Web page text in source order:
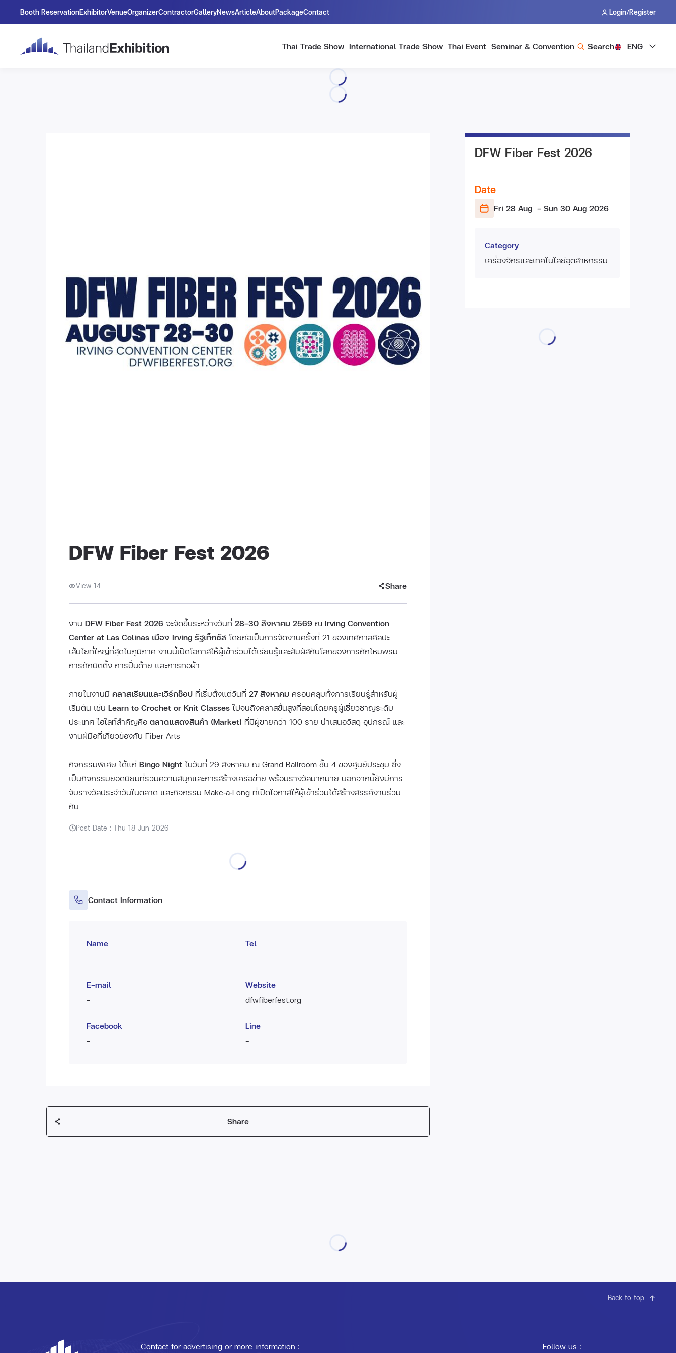
Booth ReservationExhibitorVenueOrganizerContractorGalleryNewsArticleAboutPackageContact Login/Register
Thai Trade Show International Trade Show Thai Event Seminar & Convention Search ENG
DFW Fiber Fest 2026
Date
Fri 28 Aug - Sun 30 Aug 2026
Category
เครื่องจักรและเทคโนโลยีอุตสาหกรรม
DFW Fiber Fest 2026
View 14 Share
งาน DFW Fiber Fest 2026 จะจัดขึ้นระหว่างวันที่ 28–30 สิงหาคม 2569 ณ Irving Convention
Center at Las Colinas เมือง Irving รัฐเท็กซัส โดยถือเป็นการจัดงานครั้งที่ 21 ของเทศกาลศิลปะ
เส้นใยที่ใหญ่ที่สุดในภูมิภาค งานนี้เปิดโอกาสให้ผู้เข้าร่วมได้เรียนรู้และสัมผัสกับโลกของการถักไหมพรม
การถักนิตติ้ง การปั่นด้าย และการทอผ้า
ภายในงานมี คลาสเรียนและเวิร์กช็อป ที่เริ่มตั้งแต่วันที่ 27 สิงหาคม ครอบคลุมทั้งการเรียนรู้สำหรับผู้
เริ่มต้น เช่น Learn to Crochet or Knit Classesไปจนถึงคลาสขั้นสูงที่สอนโดยครูผู้เชี่ยวชาญระดับ
ประเทศ ไฮไลท์สำคัญคือ ตลาดแสดงสินค้า (Market) ที่มีผู้ขายกว่า 100 ราย นำเสนอวัสดุ อุปกรณ์ และ
งานฝีมือที่เกี่ยวข้องกับ Fiber Arts
กิจกรรมพิเศษ ได้แก่ Bingo Night ในวันที่ 29 สิงหาคม ณ Grand Ballroom ชั้น 4 ของศูนย์ประชุม ซึ่ง
เป็นกิจกรรมยอดนิยมที่รวมความสนุกและการสร้างเครือข่าย พร้อมรางวัลมากมาย นอกจากนี้ยังมีการ
จับรางวัลประจำวันในตลาด และกิจกรรม Make‑a‑Long ที่เปิดโอกาสให้ผู้เข้าร่วมได้สร้างสรรค์งานร่วม
กัน
Post Date : Thu 18 Jun 2026
Contact Information
Name
-
Tel
-
E-mail
-
Website
dfwfiberfest.org
Facebook
-
Line
-
Share
Back to top
Contact for advertising or more information : Follow us :